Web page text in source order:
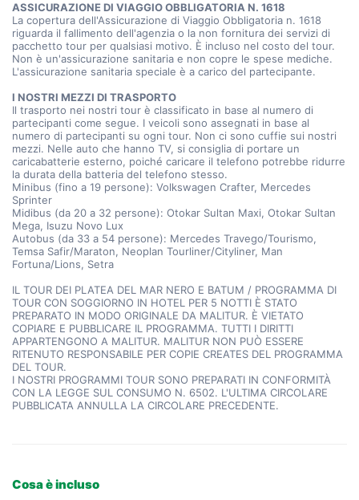
ASSICURAZIONE DI VIAGGIO OBBLIGATORIA N. 1618
La copertura dell'Assicurazione di Viaggio Obbligatoria n. 1618
riguarda il fallimento dell'agenzia o la non fornitura dei servizi di
pacchetto tour per qualsiasi motivo. È incluso nel costo del tour.
Non è un'assicurazione sanitaria e non copre le spese mediche.
L'assicurazione sanitaria speciale è a carico del partecipante.
I NOSTRI MEZZI DI TRASPORTO
Il trasporto nei nostri tour è classificato in base al numero di
partecipanti come segue. I veicoli sono assegnati in base al
numero di partecipanti su ogni tour. Non ci sono cuffie sui nostri
mezzi. Nelle auto che hanno TV, si consiglia di portare un
caricabatterie esterno, poiché caricare il telefono potrebbe ridurre
la durata della batteria del telefono stesso.
Minibus (fino a 19 persone): Volkswagen Crafter, Mercedes
Sprinter
Midibus (da 20 a 32 persone): Otokar Sultan Maxi, Otokar Sultan
Mega, Isuzu Novo Lux
Autobus (da 33 a 54 persone): Mercedes Travego/Tourismo,
Temsa Safir/Maraton, Neoplan Tourliner/Cityliner, Man
Fortuna/Lions, Setra
IL TOUR DEI PLATEA DEL MAR NERO E BATUM / PROGRAMMA DI
TOUR CON SOGGIORNO IN HOTEL PER 5 NOTTI È STATO
PREPARATO IN MODO ORIGINALE DA MALITUR. È VIETATO
COPIARE E PUBBLICARE IL PROGRAMMA. TUTTI I DIRITTI
APPARTENGONO A MALITUR. MALITUR NON PUÒ ESSERE
RITENUTO RESPONSABILE PER COPIE CREATES DEL PROGRAMMA
DEL TOUR.
I NOSTRI PROGRAMMI TOUR SONO PREPARATI IN CONFORMITÀ
CON LA LEGGE SUL CONSUMO N. 6502. L'ULTIMA CIRCOLARE
PUBBLICATA ANNULLA LA CIRCOLARE PRECEDENTE.
Cosa è incluso